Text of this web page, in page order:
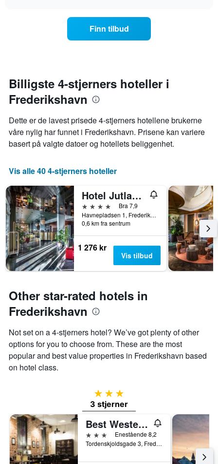
gjennomsnittsprisen
et
denne
helgen
funnet
de
3
oppholdet
Diagrammets
1
X-
viser
antall
dager
Diagrammets
Y-
akse
viser
gjennomsnittsprisen
på
et
rom
Finn tilbud
Billigste 4-stjerners hoteller i
Frederikshavn
Dette er de lavest prisede 4-stjerners hotellene brukerne
våre nylig har funnet i Frederikshavn. Prisene kan variere
basert på valgte datoer og hotellets beliggenhet.
Vis alle 40 4-stjerners hoteller
Hotel Jutlandia, BW Signature Collection
4 stjerner
Bra 7,9
Havnepladsen 1, Frederikshavn, North Jutland, Danmark
0,6 km fra sentrum
1 276 kr
Vis tilbud
Other star-rated hotels in
Frederikshavn
Not set on a 4-stjerners hotel? We’ve got plenty of other
options for you to choose from. These are the most
popular and best value properties in Frederikshavn based
on hotel class.
3 stjerner
3 stjerner
Best Western Hotel Herman Bang
3 stjernerEnestående 8,2
Tordenskjoldsgade 3, Frederikshavn, North Jutland, Danmark